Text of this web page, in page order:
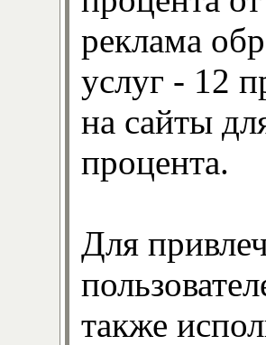
реклама
услуг - 12
на сайты
процента.
Для
также